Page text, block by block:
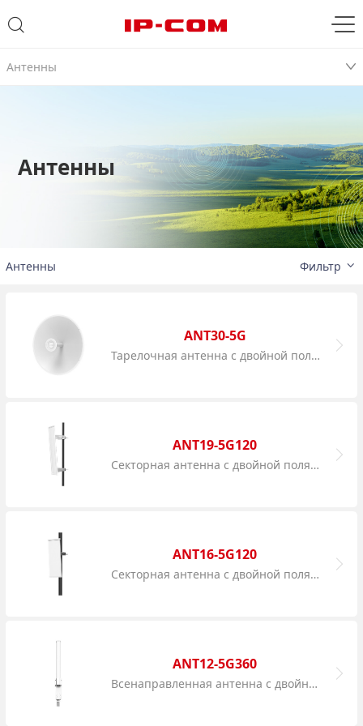
Антенны
Антенны
Антенны Фильтр
ANT30-5G
Тарелочная антенна с двойной поляризацией 5 ГГц 30 дБи
ANT19-5G120
Секторная антенна с двойной поляризацией 5 ГГц 19 дБи
ANT16-5G120
Секторная антенна с двойной поляризацией 5 ГГц 16 дБи
ANT12-5G360
Всенаправленная антенна с двойной поляризацией 5 ГГц 12 дБи